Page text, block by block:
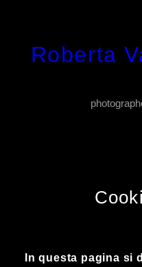
contenutoRoberta
In questa pagina si